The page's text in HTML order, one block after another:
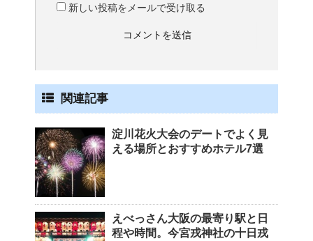
新しい投稿をメールで受け取る
関連記事
淀川花火大会のデートでよく見
える場所とおすすめホテル7選
えべっさん大阪の最寄り駅と日
程や時間。今宮戎神社の十日戎